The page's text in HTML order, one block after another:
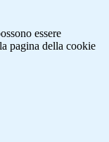
essere
pagina della cookie